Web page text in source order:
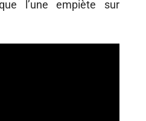
l’une empiète sur